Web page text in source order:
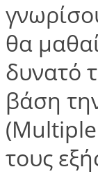
θα
δυνατό
βάση
τους